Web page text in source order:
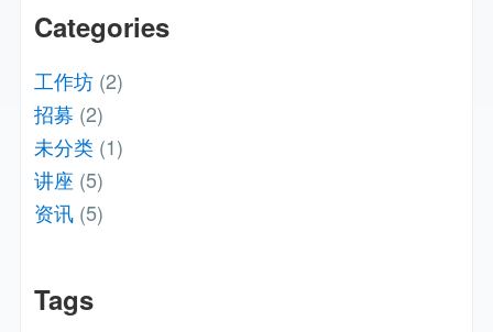
Categories
工作坊 (2)
招募 (2)
未分类 (1)
讲座 (5)
资讯 (5)
Tags